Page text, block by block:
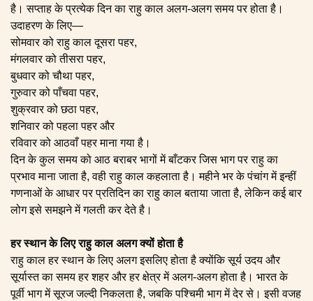
है। सप्ताह के प्रत्येक दिन का राहु काल अलग-अलग समय पर होता है।
उदाहरण के लिए—
सोमवार को राहु काल दूसरा पहर,
मंगलवार को तीसरा पहर,
बुधवार को चौथा पहर,
गुरुवार को पाँचवा पहर,
शुक्रवार को छठा पहर,
शनिवार को पहला पहर और
रविवार को आठवाँ पहर माना गया है।
दिन के कुल समय को आठ बराबर भागों में बाँटकर जिस भाग पर राहु का
प्रभाव माना जाता है, वही राहु काल कहलाता है। महीने भर के पंचांग में इन्हीं
गणनाओं के आधार पर प्रतिदिन का राहु काल बताया जाता है, लेकिन कई बार
लोग इसे समझने में गलती कर देते है।
हर स्थान के लिए राहु काल अलग क्यों होता है
राहु काल हर स्थान के लिए अलग इसलिए होता है क्योंकि सूर्य उदय और
सूर्यास्त का समय हर शहर और हर क्षेत्र में अलग-अलग होता है। भारत के
पूर्वी भाग में सूरज जल्दी निकलता है, जबकि पश्चिमी भाग में देर से। इसी वजह